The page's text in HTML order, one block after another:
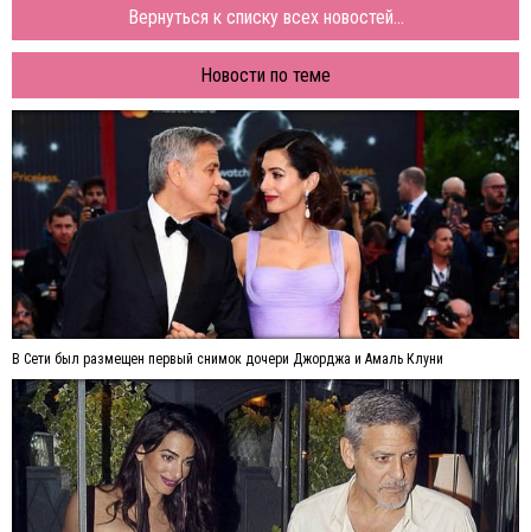
Вернуться к списку всех новостей...
Новости по теме
В Сети был размещен первый снимок дочери Джорджа и Амаль Клуни